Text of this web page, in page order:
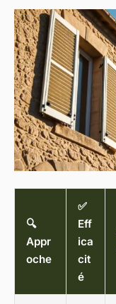
🔍
Appr
oche
✅
Eff
ica
cit
é